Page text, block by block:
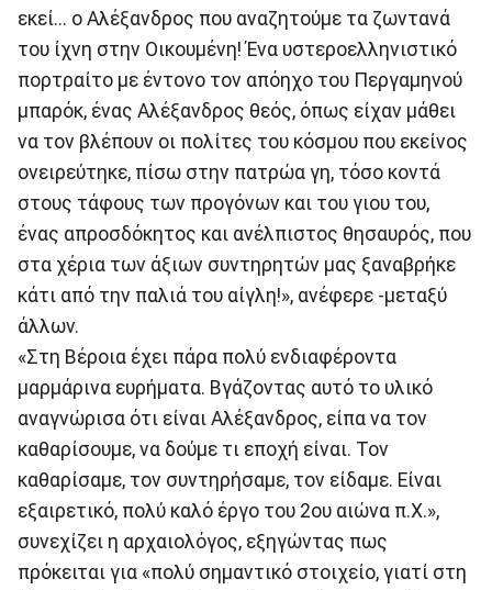
εκεί... ο Αλέξανδρος που αναζητούμε τα ζωντανά
του ίχνη στην Οικουμένη! Ένα υστεροελληνιστικό
πορτραίτο με έντονο τον απόηχο του Περγαμηνού
μπαρόκ, ένας Αλέξανδρος θεός, όπως είχαν μάθει
να τον βλέπουν οι πολίτες του κόσμου που εκείνος
ονειρεύτηκε, πίσω στην πατρώα γη, τόσο κοντά
στους τάφους των προγόνων και του γιου του,
ένας απροσδόκητος και ανέλπιστος θησαυρός, που
στα χέρια των άξιων συντηρητών μας ξαναβρήκε
κάτι από την παλιά του αίγλη!», ανέφερε -μεταξύ
άλλων.
«Στη Βέροια έχει πάρα πολύ ενδιαφέροντα
μαρμάρινα ευρήματα. Βγάζοντας αυτό το υλικό
αναγνώρισα ότι είναι Αλέξανδρος, είπα να τον
καθαρίσουμε, να δούμε τι εποχή είναι. Τον
καθαρίσαμε, τον συντηρήσαμε, τον είδαμε. Είναι
εξαιρετικό, πολύ καλό έργο του 2ου αιώνα π.Χ.»,
συνεχίζει η αρχαιολόγος, εξηγώντας πως
πρόκειται για «πολύ σημαντικό στοιχείο, γιατί στη